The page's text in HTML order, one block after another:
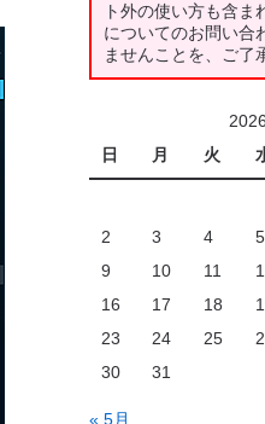
ト外の使い方も含ま
についてのお問い合
ませんことを、ご了
日
月 火
2
3 4 5
9
10 11
16
17 18
23
24 25
30
31
« 5月